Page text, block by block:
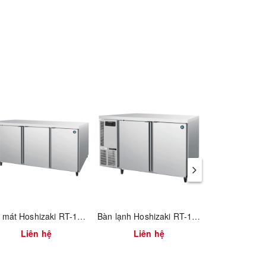
Bàn mát Hoshizaki RT-188MA-S
Liên hệ
Bàn lạnh Hoshizaki RT-128MA-S
Liên hệ